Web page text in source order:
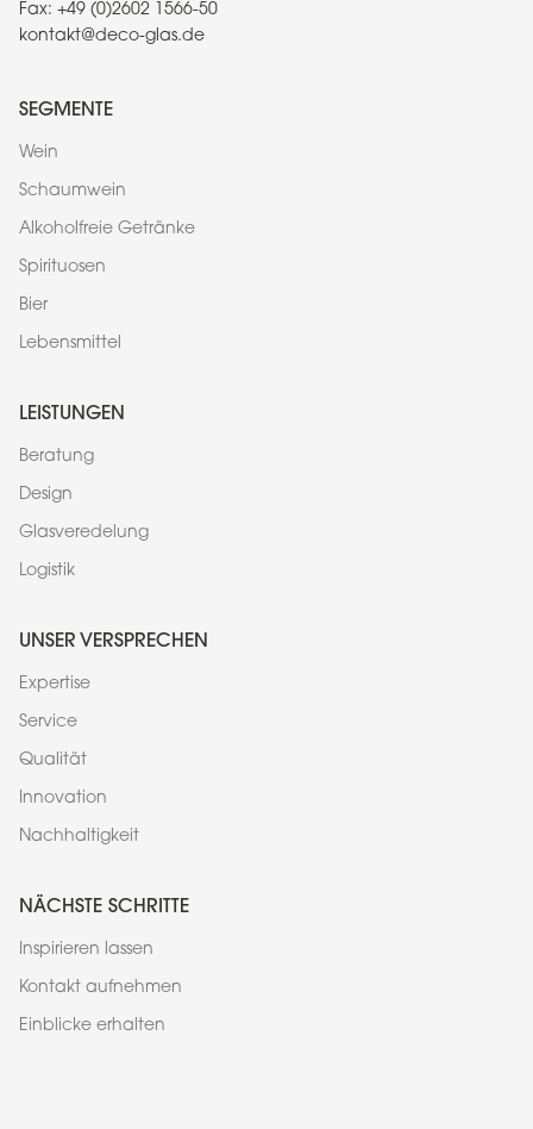
Fax: +49 (0)2602 1566-50
kontakt@deco-glas.de
SEGMENTE
Wein
Schaumwein
Alkoholfreie Getränke
Spirituosen
Bier
Lebensmittel
LEISTUNGEN
Beratung
Design
Glasveredelung
Logistik
UNSER VERSPRECHEN
Expertise
Service
Qualität
Innovation
Nachhaltigkeit
NÄCHSTE SCHRITTE
Inspirieren lassen
Kontakt aufnehmen
Einblicke erhalten